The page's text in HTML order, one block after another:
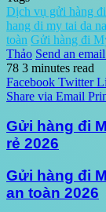
Dịch vụ gửi hàng
hang di my tai da
toàn Gửi hàng đi
Thảo Send an email
78 3 minutes read
Facebook Twitter
Share via Email
Gửi hàng đi
rẻ 2026
Gửi hàng đi
an toàn 2026